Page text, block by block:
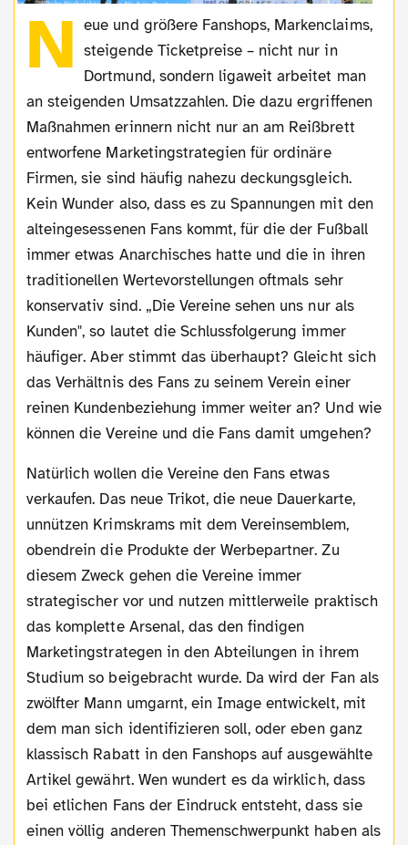
N eue und größere Fanshops, Markenclaims,
steigende Ticketpreise – nicht nur in
Dortmund, sondern ligaweit arbeitet man
an steigenden Umsatzzahlen. Die dazu ergriffenen
Maßnahmen erinnern nicht nur an am Reißbrett
entworfene Marketingstrategien für ordinäre
Firmen, sie sind häufig nahezu deckungsgleich.
Kein Wunder also, dass es zu Spannungen mit den
alteingesessenen Fans kommt, für die der Fußball
immer etwas Anarchisches hatte und die in ihren
traditionellen Wertevorstellungen oftmals sehr
konservativ sind. „Die Vereine sehen uns nur als
Kunden", so lautet die Schlussfolgerung immer
häufiger. Aber stimmt das überhaupt? Gleicht sich
das Verhältnis des Fans zu seinem Verein einer
reinen Kundenbeziehung immer weiter an? Und wie
können die Vereine und die Fans damit umgehen?
Natürlich wollen die Vereine den Fans etwas
verkaufen. Das neue Trikot, die neue Dauerkarte,
unnützen Krimskrams mit dem Vereinsemblem,
obendrein die Produkte der Werbepartner. Zu
diesem Zweck gehen die Vereine immer
strategischer vor und nutzen mittlerweile praktisch
das komplette Arsenal, das den findigen
Marketingstrategen in den Abteilungen in ihrem
Studium so beigebracht wurde. Da wird der Fan als
zwölfter Mann umgarnt, ein Image entwickelt, mit
dem man sich identifizieren soll, oder eben ganz
klassisch Rabatt in den Fanshops auf ausgewählte
Artikel gewährt. Wen wundert es da wirklich, dass
bei etlichen Fans der Eindruck entsteht, dass sie
einen völlig anderen Themenschwerpunkt haben als